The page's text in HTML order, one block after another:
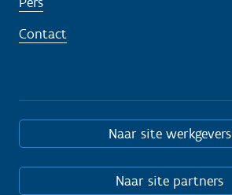
Contact
Naar site werkgevers
Naar site partners